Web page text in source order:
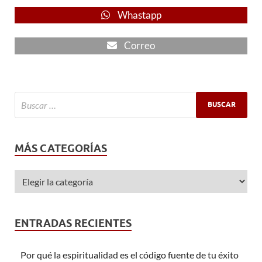
Whastapp
Correo
MÁS CATEGORÍAS
ENTRADAS RECIENTES
Por qué la espiritualidad es el código fuente de tu éxito